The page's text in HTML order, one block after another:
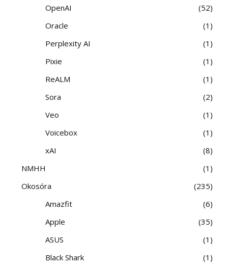
OpenAI
52
Oracle
1
Perplexity AI
1
Pixie
1
ReALM
1
Sora
2
Veo
1
Voicebox
1
xAI
8
NMHH
1
Okosóra
235
Amazfit
6
Apple
35
ASUS
1
Black Shark
1